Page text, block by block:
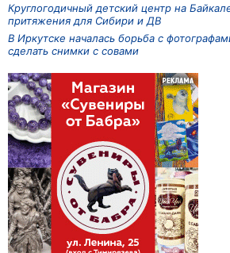
Круглогодичный детский центр на
притяжения для Сибири и ДВ
В Иркутске началась борьба с
сделать снимки с совами